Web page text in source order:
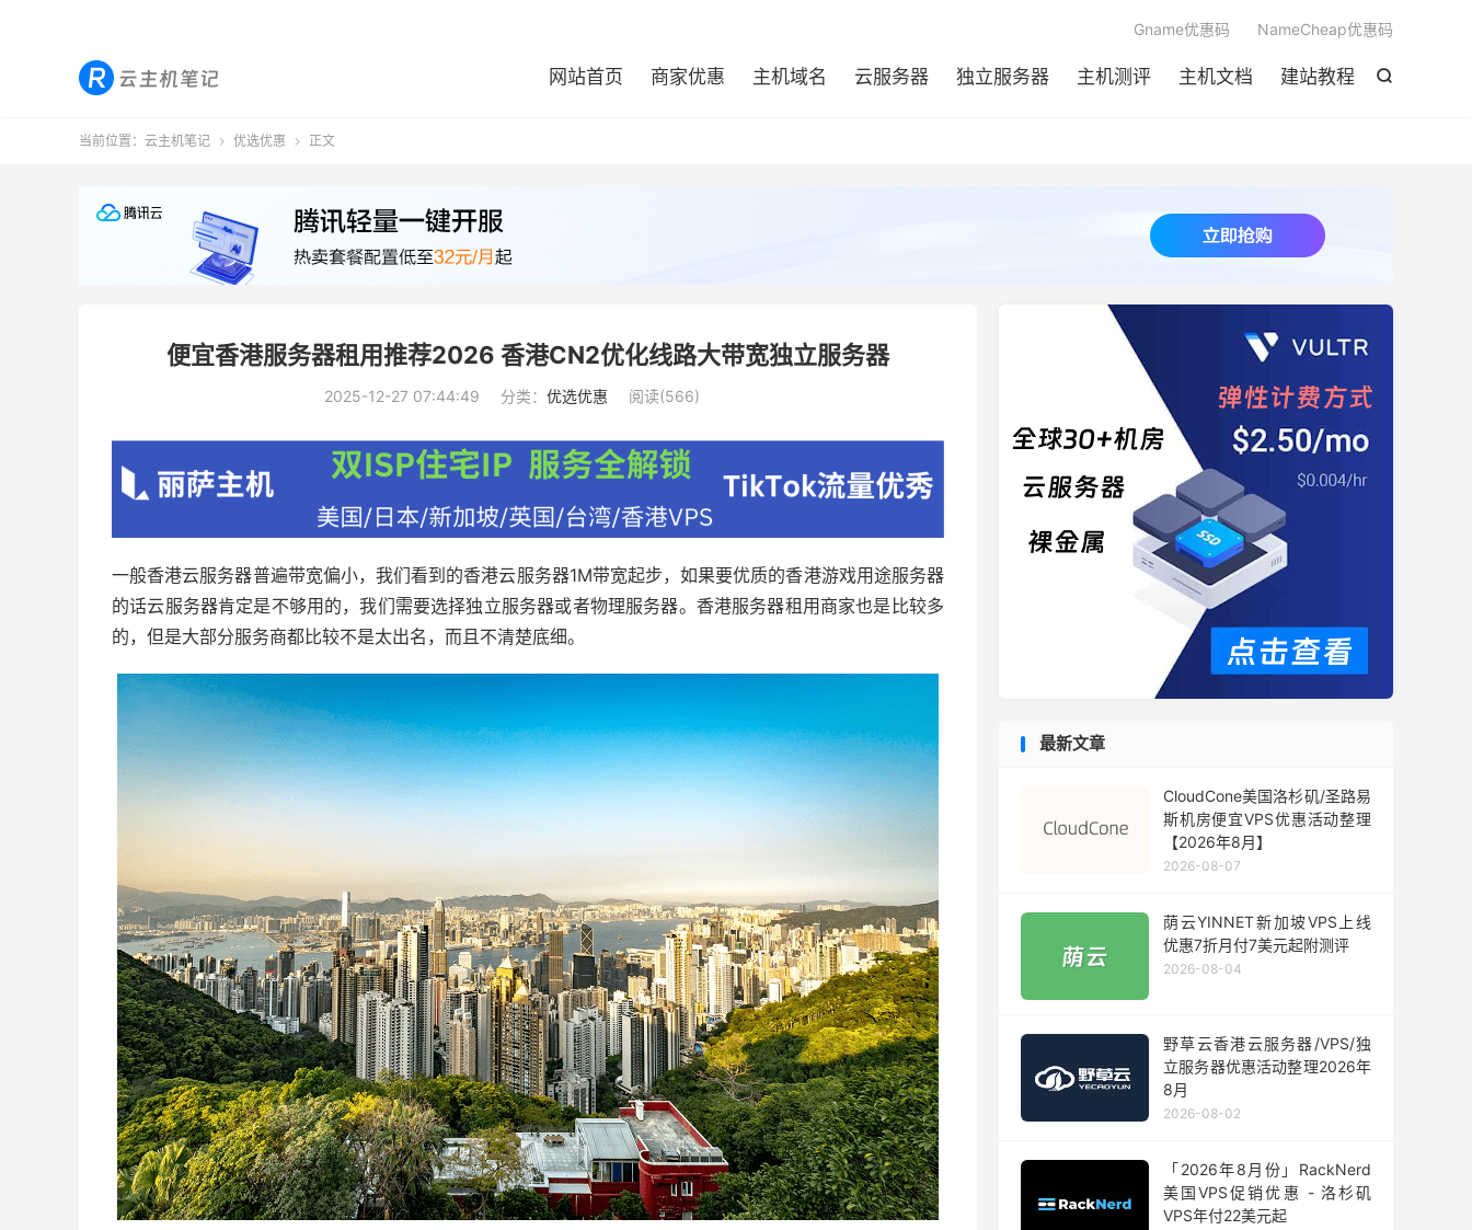

网站首页 商家优惠 主机域名 云服务器 独立服务器 主机测评 主机文档 建站教程
Gname优惠码 NameCheap优惠码
当前位置： 云主机笔记  优选优惠  正文
便宜香港服务器租用推荐2026 香港CN2优化线路大带宽独立服务器
2025-12-27 07:44:49 分类： 优选优惠 阅读(566)
一般香港云服务器普遍带宽偏小，我们看到的香港云服务器1M带宽起步，如果要优质的香港游戏用途服务器
的话云服务器肯定是不够用的，我们需要选择独立服务器或者物理服务器。香港服务器租用商家也是比较多
的，但是大部分服务商都比较不是太出名，而且不清楚底细。
最新文章
CloudCone美国洛杉矶/圣路易
斯机房便宜VPS优惠活动整理
【2026年8月】
2026-08-07
荫云YINNET新加坡VPS上线
优惠7折月付7美元起附测评
2026-08-04
野草云香港云服务器/VPS/独
立服务器优惠活动整理2026年
8月
2026-08-02
「2026年8月份」RackNerd
美国VPS促销优惠 - 洛杉矶
VPS年付22美元起